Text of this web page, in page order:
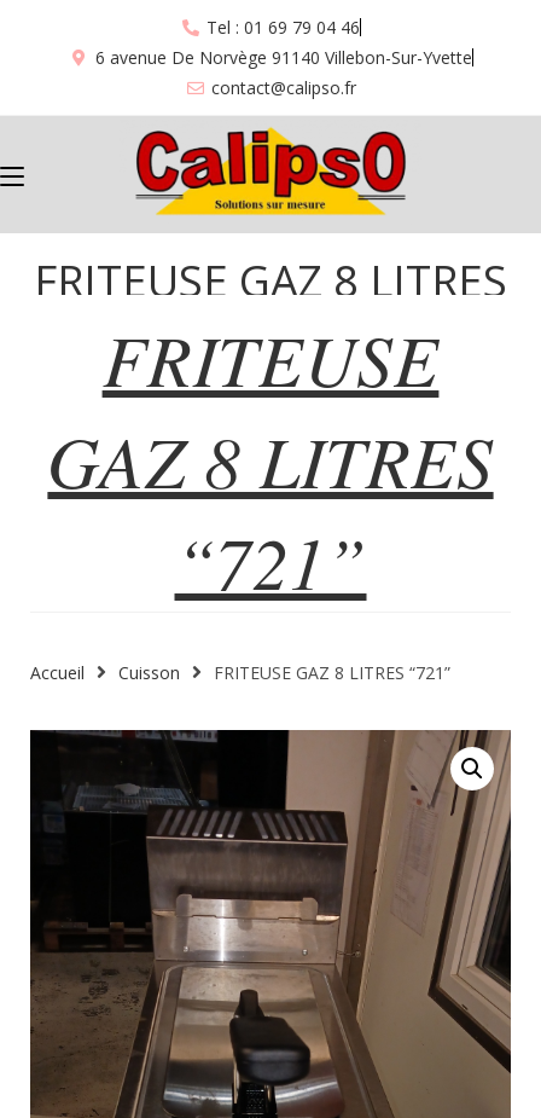
Tel : 01 69 79 04 46
6 avenue De Norvège 91140 Villebon-Sur-Yvette
contact@calipso.fr
FRITEUSE GAZ 8 LITRES
“721”
FRITEUSE
GAZ 8 LITRES
“721”
Accueil Cuisson FRITEUSE GAZ 8 LITRES “721”